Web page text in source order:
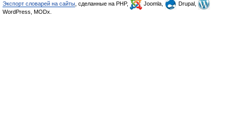
Экспорт словарей на сайты , сделанные на PHP, Joomla,
Drupal,
WordPress, MODx.